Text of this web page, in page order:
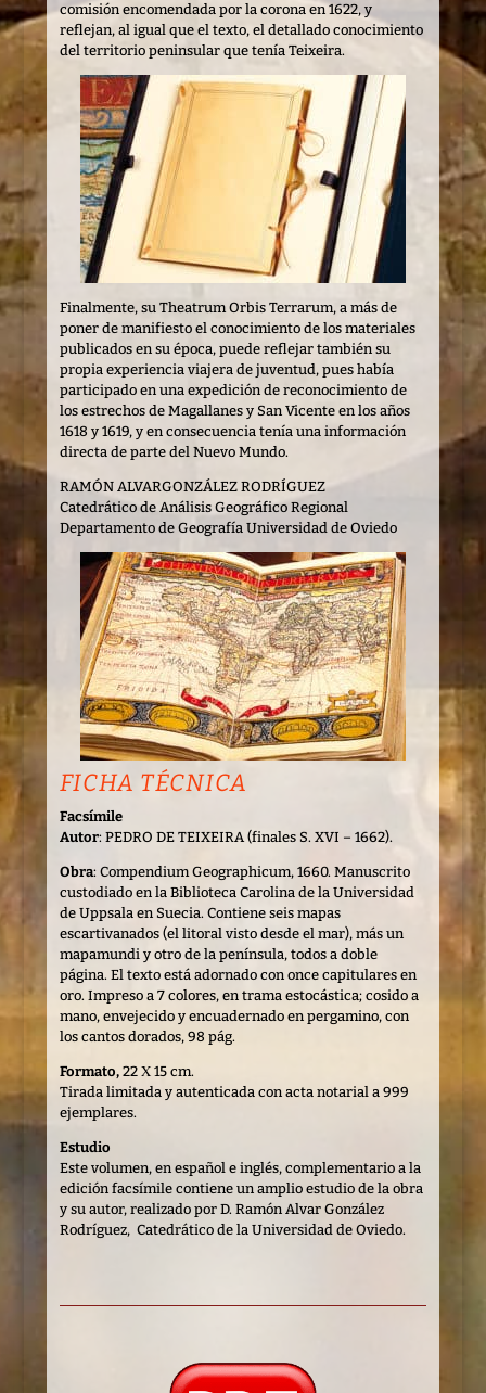
comisión encomendada por la corona en 1622, y
reflejan, al igual que el texto, el detallado conocimiento
del territorio peninsular que tenía Teixeira.
Finalmente, su Theatrum Orbis Terrarum, a más de
poner de manifiesto el conocimiento de los materiales
publicados en su época, puede reflejar también su
propia experiencia viajera de juventud, pues había
participado en una expedición de reconocimiento de
los estrechos de Magallanes y San Vicente en los años
1618 y 1619, y en consecuencia tenía una información
directa de parte del Nuevo Mundo.
RAMÓN ALVARGONZÁLEZ RODRÍGUEZ
Catedrático de Análisis Geográfico Regional
Departamento de Geografía Universidad de Oviedo
FICHA TÉCNICA
Facsímile
Autor: PEDRO DE TEIXEIRA (finales S. XVI – 1662).
Obra: Compendium Geographicum, 1660. Manuscrito
custodiado en la Biblioteca Carolina de la Universidad
de Uppsala en Suecia. Contiene seis mapas
escartivanados (el litoral visto desde el mar), más un
mapamundi y otro de la península, todos a doble
página. El texto está adornado con once capitulares en
oro. Impreso a 7 colores, en trama estocástica; cosido a
mano, envejecido y encuadernado en pergamino, con
los cantos dorados, 98 pág.
Formato,22 Χ 15 cm.
Tirada limitada y autenticada con acta notarial a 999
ejemplares.
Estudio
Este volumen, en español e inglés, complementario a la
edición facsímile contiene un amplio estudio de la obra
y su autor, realizado por D. Ramón Alvar González
Rodríguez, Catedrático de la Universidad de Oviedo.